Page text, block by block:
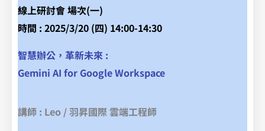
線上研討會 場次(一)
時間 : 2025/3/20 (四) 14:00-14:30
智慧辦公，革新未來 :
Gemini AI for Google Workspace
講師 : Leo / 羽昇國際 雲端工程師